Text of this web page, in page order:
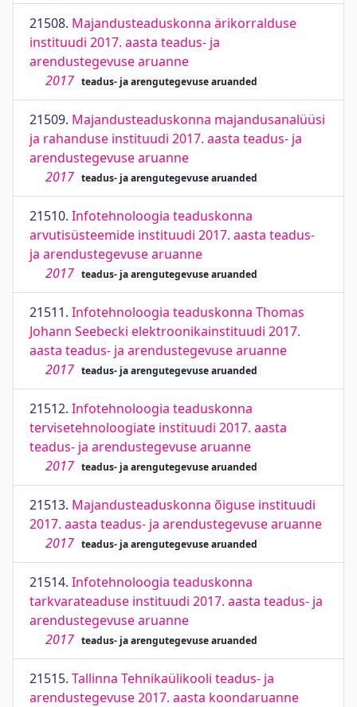
21508. Majandusteaduskonna ärikorralduse
instituudi 2017. aasta teadus- ja
arendustegevuse aruanne
2017 teadus- ja arengutegevuse aruanded
21509. Majandusteaduskonna majandusanalüüsi
ja rahanduse instituudi 2017. aasta teadus- ja
arendustegevuse aruanne
2017 teadus- ja arengutegevuse aruanded
21510. Infotehnoloogia teaduskonna
arvutisüsteemide instituudi 2017. aasta teadus-
ja arendustegevuse aruanne
2017 teadus- ja arengutegevuse aruanded
21511. Infotehnoloogia teaduskonna Thomas
Johann Seebecki elektroonikainstituudi 2017.
aasta teadus- ja arendustegevuse aruanne
2017 teadus- ja arengutegevuse aruanded
21512. Infotehnoloogia teaduskonna
tervisetehnoloogiate instituudi 2017. aasta
teadus- ja arendustegevuse aruanne
2017 teadus- ja arengutegevuse aruanded
21513. Majandusteaduskonna õiguse instituudi
2017. aasta teadus- ja arendustegevuse aruanne
2017 teadus- ja arengutegevuse aruanded
21514. Infotehnoloogia teaduskonna
tarkvarateaduse instituudi 2017. aasta teadus- ja
arendustegevuse aruanne
2017 teadus- ja arengutegevuse aruanded
21515. Tallinna Tehnikaülikooli teadus- ja
arendustegevuse 2017. aasta koondaruanne